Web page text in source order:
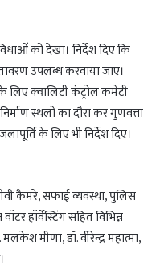
को देखा। निर्देश दिए कि
उपलब्ध करवाया जाएं।
लिए क्वालिटी कंट्रोल कमेटी
स्थलों का दौरा कर गुणवत्ता
के लिए भी निर्देश दिए।
कैमरे, सफाई व्यवस्था, पुलिस
हॉर्वेस्टिंग सहित विभिन्न
मीणा, डॉ. वीरेन्द्र महात्मा,